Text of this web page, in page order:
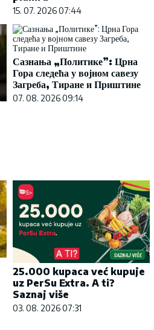
15. 07. 2026 07:44
Сазнања „Политике”: Црна
Гора следећа у војном савезу
Загреба, Тиране и Приштине
07. 08. 2026 09:14
25.000 kupaca već kupuje
uz PerSu Extra. A ti?
Saznaj više
03. 08. 2026 07:31